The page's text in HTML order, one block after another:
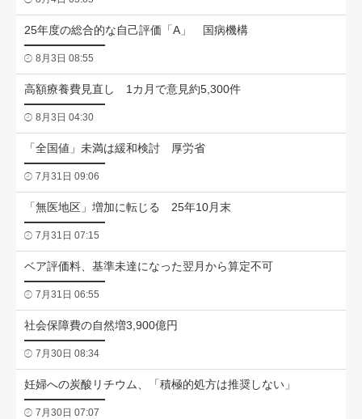
25年度の総合的な自己評価「A」 国病機構
8月3日 08:55
高額療養費見直し 1カ月で意見約5,300件
8月3日 04:30
「全国値」未満は緩和検討 厚労省
7月31日 09:06
「無医地区」増加に転じる 25年10月末
7月31日 07:15
ベア評価料、基準未達になった翌月から算定不可
7月31日 06:55
社会保障費の自然増3,900億円
7月30日 08:34
妊婦への炭酸リチウム、「積極的処方は推奨しない」
7月30日 07:07